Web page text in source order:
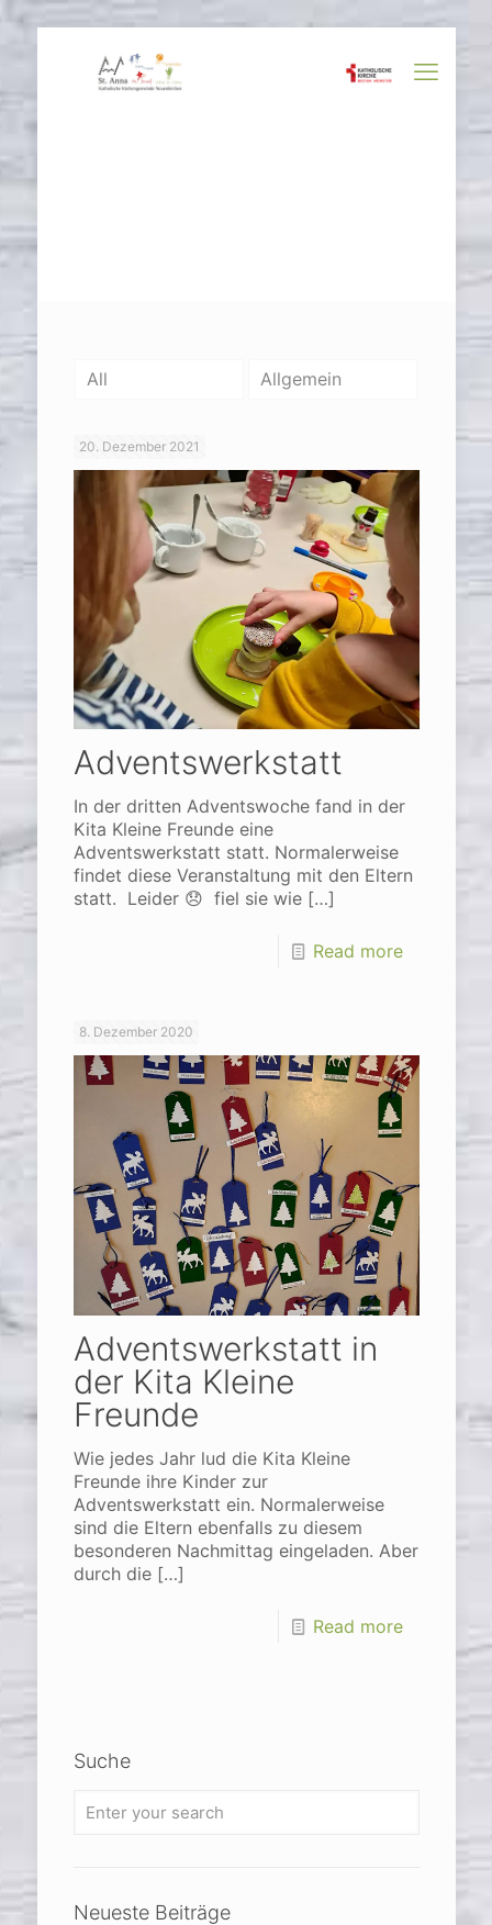
All Allgemein
20. Dezember 2021
Adventswerkstatt
In der dritten Adventswoche fand in der
Kita Kleine Freunde eine
Adventswerkstatt statt. Normalerweise
findet diese Veranstaltung mit den Eltern
statt. Leider 😞 fiel sie wie[…]
Read more
8. Dezember 2020
Adventswerkstatt in
der Kita Kleine
Freunde
Wie jedes Jahr lud die Kita Kleine
Freunde ihre Kinder zur
Adventswerkstatt ein. Normalerweise
sind die Eltern ebenfalls zu diesem
besonderen Nachmittag eingeladen. Aber
durch die[…]
Read more
Suche
Neueste Beiträge